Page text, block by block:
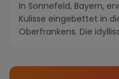
In Sonnefeld, Bayern,
Kulisse eingebettet in
Oberfrankens. Die